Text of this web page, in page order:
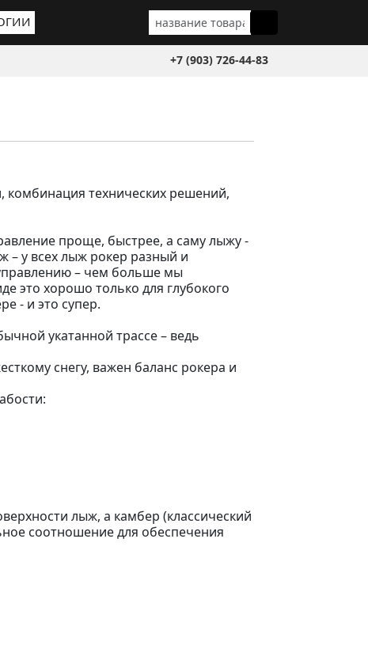
+7 (903) 726-44-83
комбинация технических решений,
проще, быстрее, а саму лыжу -
– у всех лыж рокер разный и
– чем больше мы
это хорошо только для глубокого
- и это супер.
укатанной трассе – ведь
снегу, важен баланс рокера и
лыж, а камбер (классический
соотношение для обеспечения